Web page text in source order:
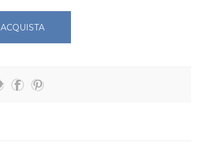
ACQUISTA